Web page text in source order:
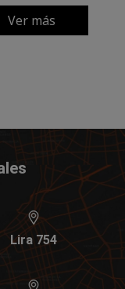
Ver más
Lira 754